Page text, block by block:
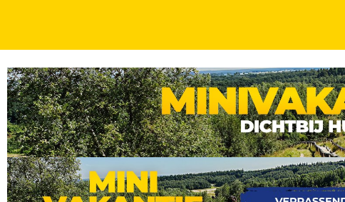
WEEKENDJE UNIEK OVERNACHTEN 2 OF 3 DAGEN INCL. ONTBIJT